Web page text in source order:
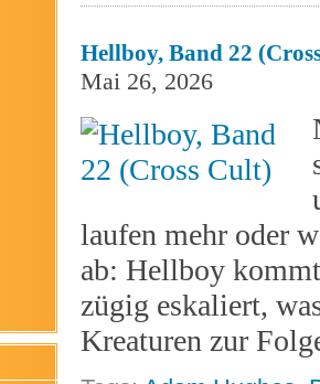
Hellboy, Band 22
Mai 26, 2026
laufen mehr oder
ab: Hellboy
zügig eskaliert,
Kreaturen zur